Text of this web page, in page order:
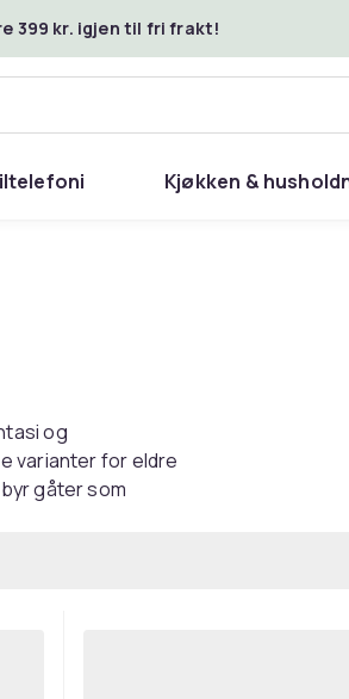
399 kr. igjen til fri frakt!
Kjøkken &
og
varianter for eldre
gåter som